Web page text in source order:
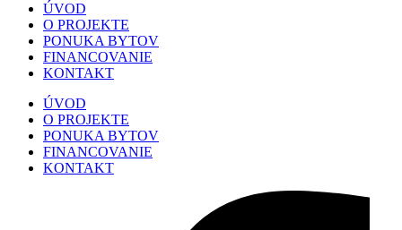
ÚVOD
O PROJEKTE
PONUKA BYTOV
FINANCOVANIE
KONTAKT
ÚVOD
O PROJEKTE
PONUKA BYTOV
FINANCOVANIE
KONTAKT